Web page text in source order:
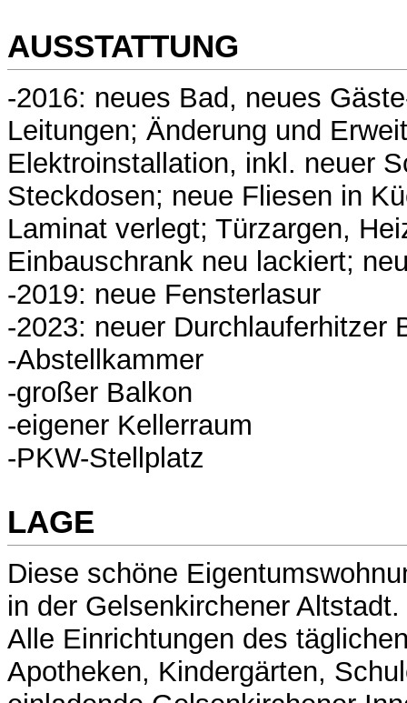
AUSSTATTUNG
-2016: neues Bad, neues
Leitungen; Änderung und
Elektroinstallation, inkl. neuer
Steckdosen; neue Fliesen in
Laminat verlegt; Türzargen,
Einbauschrank neu lackiert;
-2019: neue Fensterlasur
-2023: neuer Durchlauferhitzer
-Abstellkammer
-großer Balkon
-eigener Kellerraum
-PKW-Stellplatz
LAGE
Diese schöne
in der Gelsenkirchener Altstadt.
Alle Einrichtungen des
Apotheken, Kindergärten,